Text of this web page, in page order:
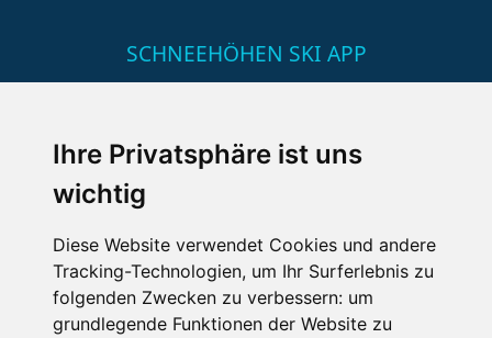
Ihre Privatsphäre ist uns
wichtig
Diese Website verwendet Cookies und andere
Tracking-Technologien, um Ihr Surferlebnis zu
folgenden Zwecken zu verbessern: um
grundlegende Funktionen der Website zu
SCHNEEHÖHEN SKI APP